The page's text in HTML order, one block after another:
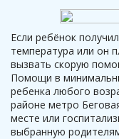
Если ребёнок
температура или он
вызвать скорую
Помощи в
ребенка любого
районе метро
месте или
выбранную